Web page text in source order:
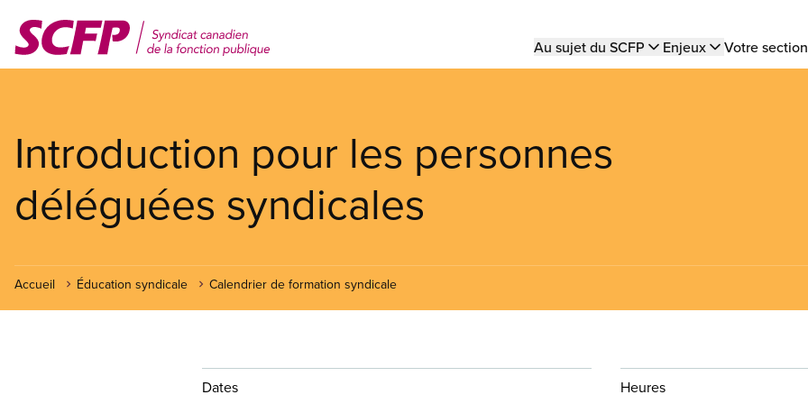
contenu
Main
Au sujet du SCFP Enjeux Votre
Introduction pour les personnes
déléguées syndicales
Accueil Éducation syndicale Calendrier de formation syndicale
Dates
Heures